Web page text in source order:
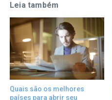
Leia também
Quais são os melhores
países para abrir seu